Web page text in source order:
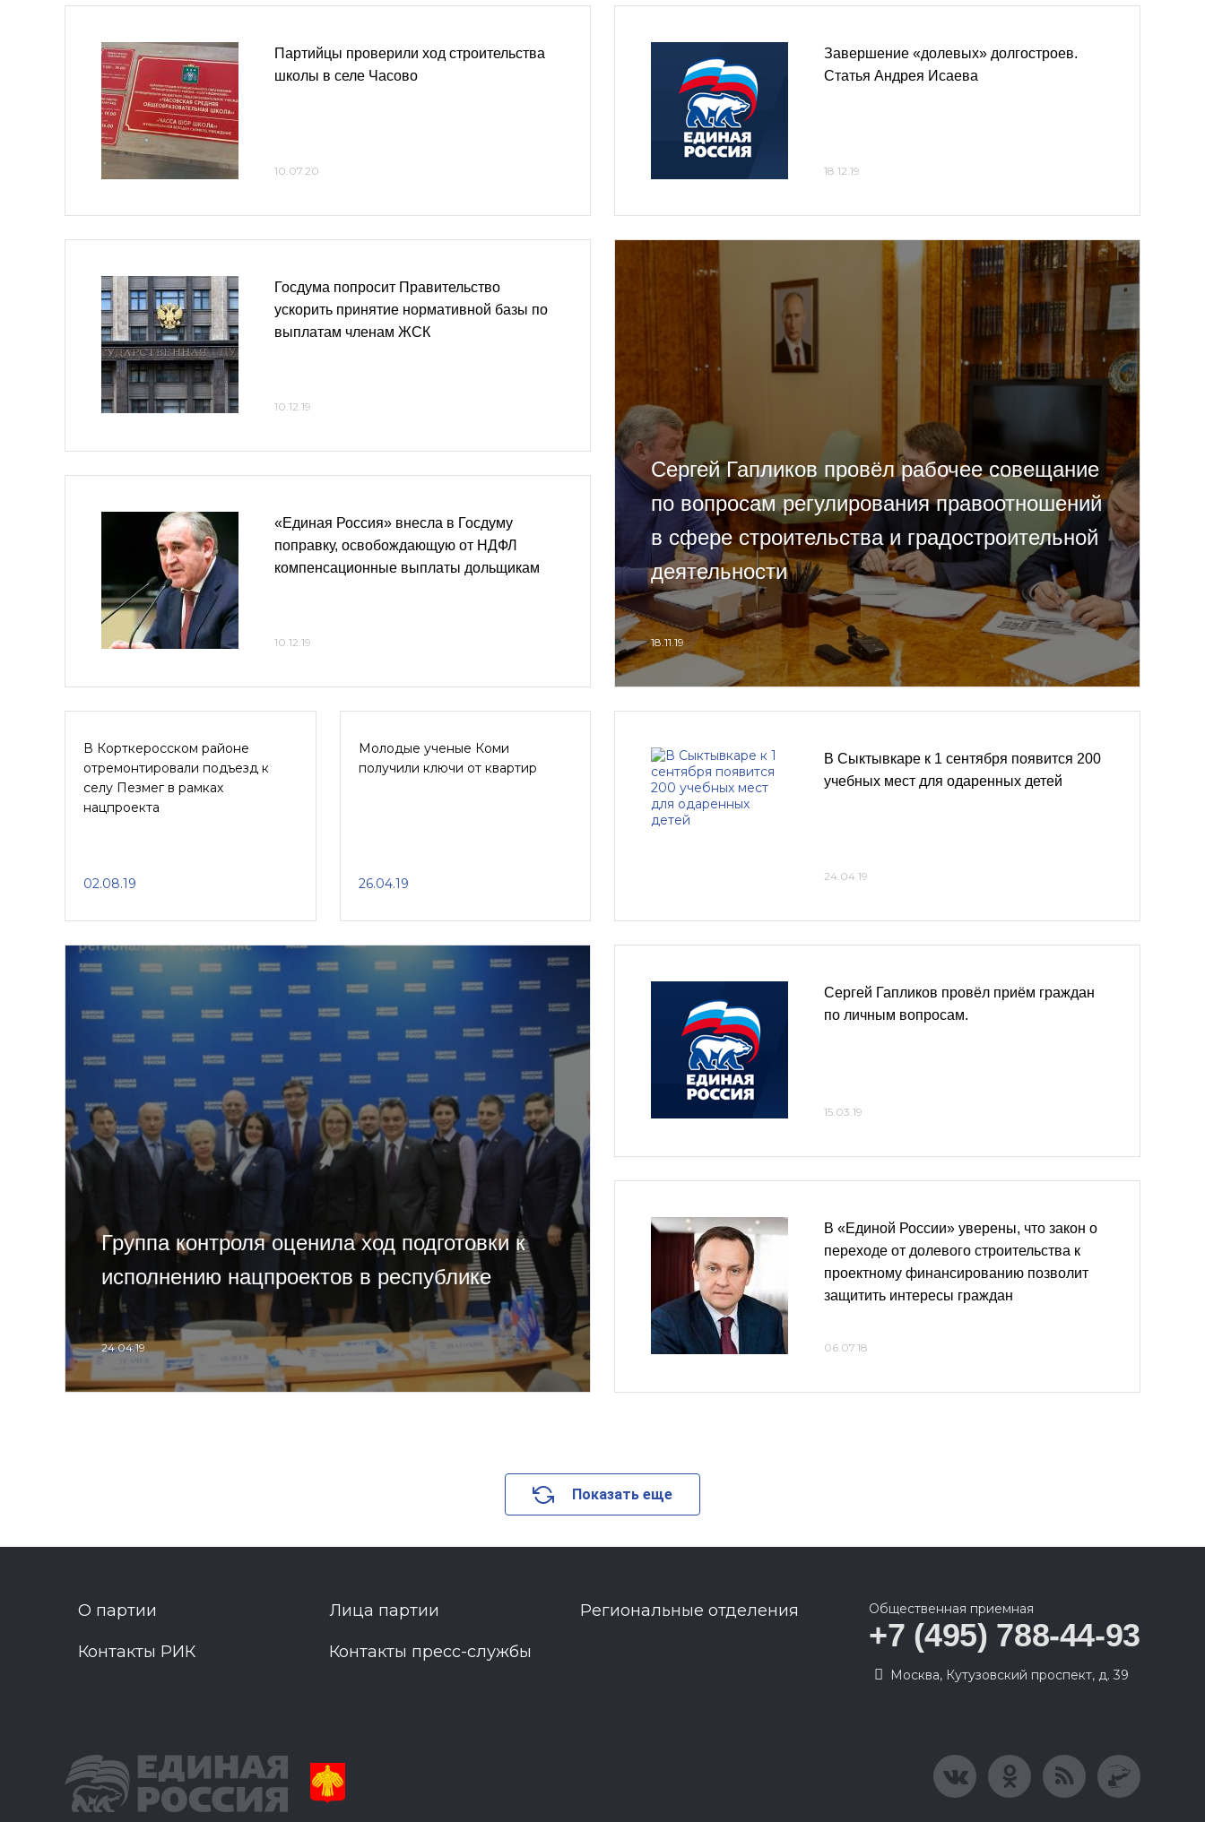
Партийцы проверили ход строительства
школы в селе Часово
10.07.20
Завершение «долевых» долгостроев.
Статья Андрея Исаева
18.12.19
Госдума попросит Правительство
ускорить принятие нормативной базы по
выплатам членам ЖСК
10.12.19
«Единая Россия» внесла в Госдуму
поправку, освобождающую от НДФЛ
компенсационные выплаты дольщикам
10.12.19
Сергей Гапликов провёл рабочее совещание
по вопросам регулирования правоотношений
в сфере строительства и градостроительной
деятельности
18.11.19
В Корткеросском районе
отремонтировали подъезд к
селу Пезмег в рамках
нацпроекта
02.08.19
Молодые ученые Коми
получили ключи от квартир
26.04.19
В Сыктывкаре к 1 сентября появится 200
учебных мест для одаренных детей
24.04.19
Группа контроля оценила ход подготовки к
исполнению нацпроектов в республике
24.04.19
Сергей Гапликов провёл приём граждан
по личным вопросам.
15.03.19
В «Единой России» уверены, что закон о
переходе от долевого строительства к
проектному финансированию позволит
защитить интересы граждан
06.07.18
Показать еще
О партии Лица партии Региональные отделения
Контакты РИК Контакты пресс-службы
Общественная приемная
+7 (495) 788-44-93
Москва, Кутузовский проспект, д. 39